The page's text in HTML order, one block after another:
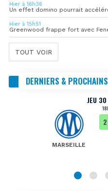
Hier à 16h36
Un effet domino pourrait
Hier à 15h51
TOUT VOIR
DERNIERS &
JEU
MARSEILLE
2